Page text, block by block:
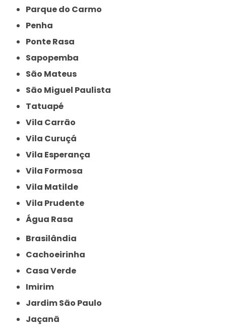
Parque do Carmo
Penha
Ponte Rasa
Sapopemba
São Mateus
São Miguel Paulista
Tatuapé
Vila Carrão
Vila Curuçá
Vila Esperança
Vila Formosa
Vila Matilde
Vila Prudente
Água Rasa
Brasilândia
Cachoeirinha
Casa Verde
Imirim
Jardim São Paulo
Jaçanã